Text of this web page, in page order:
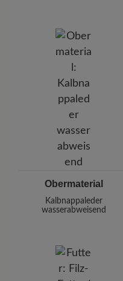
Pleidelsheimer Str.
E-mail:
Telefon: 0800
Obermaterial
Kalbnappaleder
wasserabweisend